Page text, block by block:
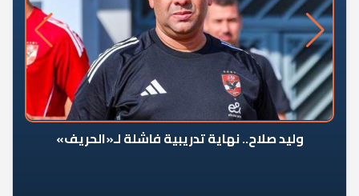
وليد صلاح.. نهاية تدريبية فاشلة لـ«الحريف»